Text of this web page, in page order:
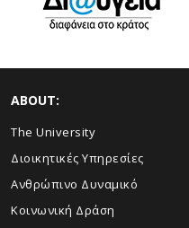
ABOUT:
The University
Διοικητικές Υπηρεσίες
Ανθρώπινο Δυναμικό
Κοινωνική Δράση